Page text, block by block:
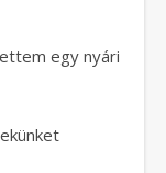
egy nyári